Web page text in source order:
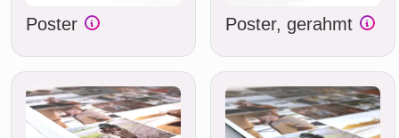
Poster Poster, gerahmt